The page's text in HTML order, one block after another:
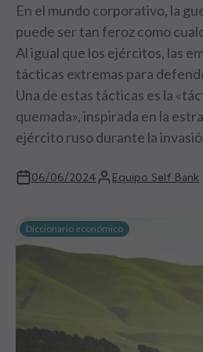
En el mundo corporativo, la
puede ser tan feroz como
Al igual que los ejércitos, las
tácticas extremas para
Una de estas tácticas es la
quemada», inspirada en la
ejército ruso durante la
06/06/2024 Equipo Self Bank
Diccionario económico